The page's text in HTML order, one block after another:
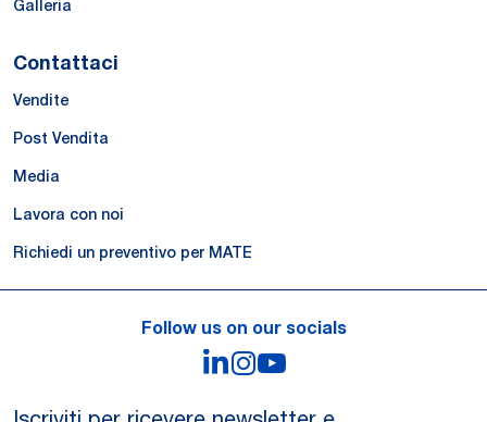
Galleria
Contattaci
Vendite
Post Vendita
Media
Lavora con noi
Richiedi un preventivo per MATE
Follow us on our socials
LinkedIn
Instagram